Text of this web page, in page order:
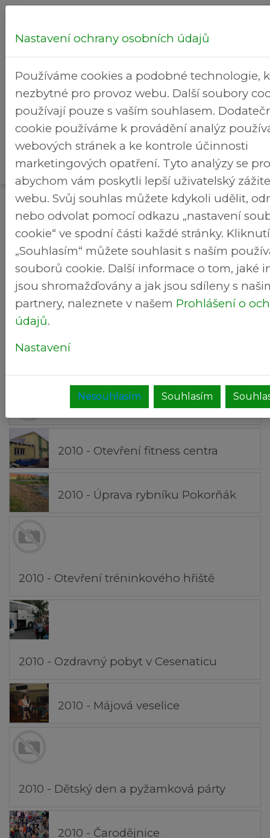
Hledej...
Brezineves.cz >
Kultura
čas
Rekreační
areál
Fotogalerie
2010 - Úprava fotbalového hřiště
2010 - Mikulášská nadílka
2010 - Vyvádění děvčat
2010 - Otevření fitness centra
2010 - Úprava rybníku Pokorňák
2010 - Otevření tréninkového hřiště
2010 - Ozdravný pobyt v Cesenaticu
2010 - Májová veselice
2010 - Dětský den a pyžamková párty
2010 - Čarodějnice
Nastavení ochrany osobních údajů
Používáme cookies a podobné technologie,
nezbytné pro provoz webu. Další soubory
používají pouze s vaším souhlasem.
cookie používáme k provádění analýz
webových stránek a ke kontrole účinnosti
marketingových opatření. Tyto analýzy se
abychom vám poskytli lepší uživatelský
webu. Svůj souhlas můžete kdykoli udělit,
nebo odvolat pomocí odkazu „nastavení
cookie“ ve spodní části každé stránky.
„Souhlasím“ můžete souhlasit s naším
souborů cookie. Další informace o tom, jaké
jsou shromažďovány a jak jsou sdíleny s
partnery, naleznete v našem Prohlášení o
údajů.
Nastavení
Nesouhlasím Souhlasím